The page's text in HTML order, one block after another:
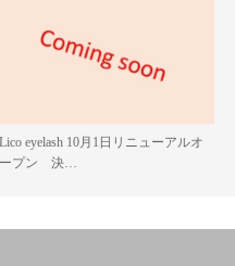
Lico eyelash 10月1日リニューアルオ
ープン 決…